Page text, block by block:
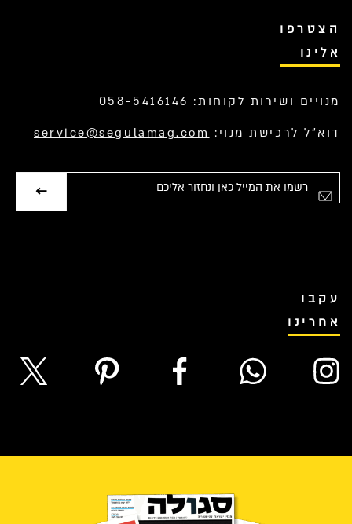
הצטרפו
אלינו
מנויים ושירות לקוחות: 058-5416146
דוא”ל לרכישת מנוי: service@segulamag.com
עקבו
אחרינו